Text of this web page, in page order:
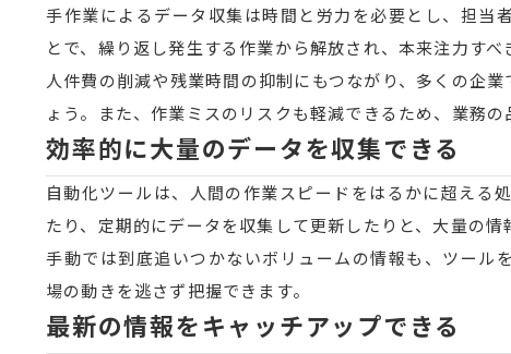
手作業によるデータ収集は時間と労力を必要とし、担当
とで、繰り返し発生する作業から解放され、本来注力すべ
人件費の削減や残業時間の抑制にもつながり、多くの企
ょう。また、作業ミスのリスクも軽減できるため、業務の
効率的に大量のデータを収集できる
自動化ツールは、人間の作業スピードをはるかに超える
たり、定期的にデータを収集して更新したりと、大量の
手動では到底追いつかないボリュームの情報も、ツール
場の動きを逃さず把握できます。
最新の情報をキャッチアップできる